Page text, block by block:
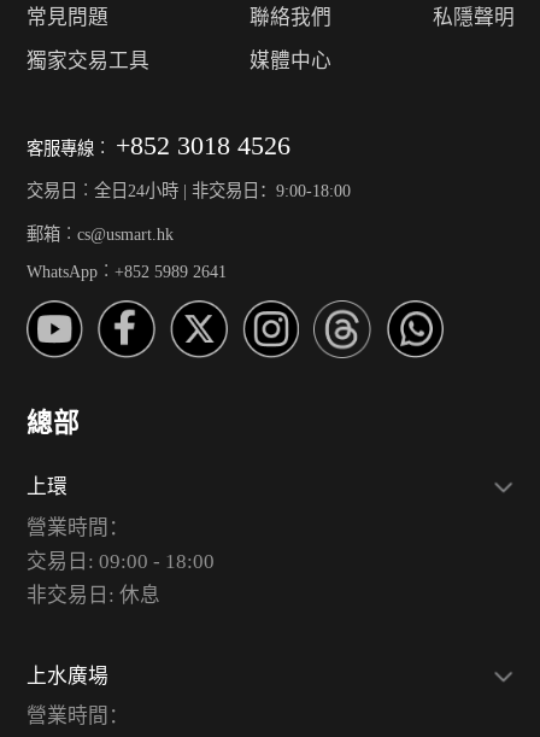
常見問題
獨家交易工具
聯絡我們
媒體中心
私隱聲明
客服專線︰ +852 3018 4526
交易日︰全日24小時 | 非交易日：9:00-18:00
郵箱︰cs@usmart.hk
WhatsApp︰+852 5989 2641
總部
上環
營業時間：
交易日: 09:00 - 18:00
非交易日: 休息
上水廣場
營業時間：